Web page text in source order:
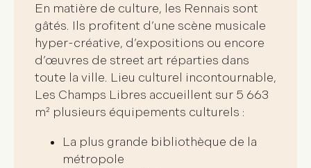
En matière de culture, les Rennais sont
gâtés. Ils profitent d’une scène musicale
hyper-créative, d’expositions ou encore
d’œuvres de street art réparties dans
toute la ville. Lieu culturel incontournable,
Les Champs Libres accueillent sur 5 663
m² plusieurs équipements culturels :
La plus grande bibliothèque de la
métropole